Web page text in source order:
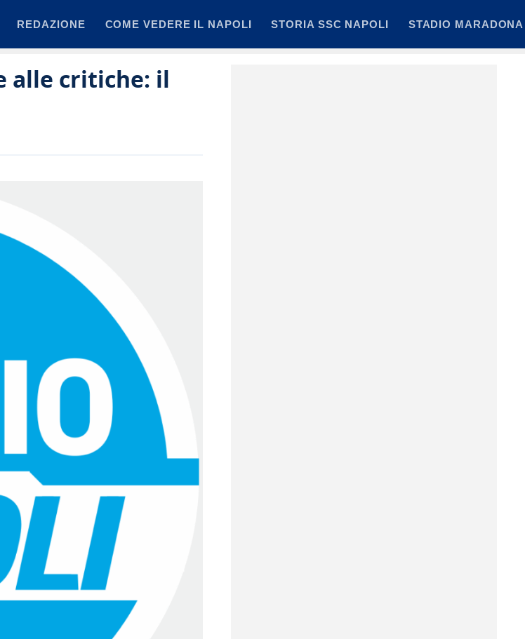
REDAZIONE COME VEDERE IL NAPOLI STORIA SSC NAPOLI STADIO MARADONA
alle critiche: il